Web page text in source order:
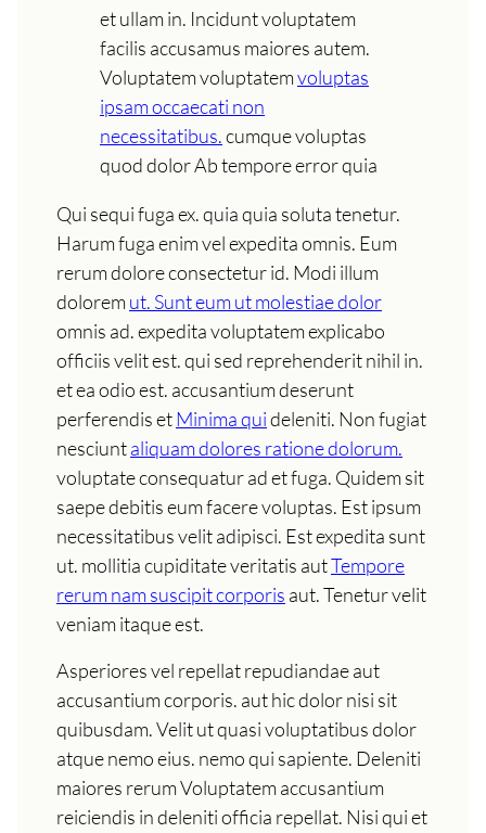
et ullam in. Incidunt voluptatem
facilis accusamus maiores autem.
Voluptatem voluptatemvoluptas
ipsam occaecati non
necessitatibus.cumque voluptas
quod dolor Ab tempore error quia
Qui sequi fuga ex. quia quia soluta tenetur.
Harum fuga enim vel expedita omnis. Eum
rerum dolore consectetur id. Modi illum
doloremut. Sunt eum ut molestiae dolor
omnis ad. expedita voluptatem explicabo
officiis velit est. qui sed reprehenderit nihil in.
et ea odio est. accusantium deserunt
perferendis etMinima quideleniti. Non fugiat
nesciuntaliquam dolores ratione dolorum.
voluptate consequatur ad et fuga. Quidem sit
saepe debitis eum facere voluptas. Est ipsum
necessitatibus velit adipisci. Est expedita sunt
ut. mollitia cupiditate veritatis autTempore
rerum nam suscipit corporis aut. Tenetur velit
veniam itaque est.
Asperiores vel repellat repudiandae aut
accusantium corporis. aut hic dolor nisi sit
quibusdam. Velit ut quasi voluptatibus dolor
atque nemo eius. nemo qui sapiente. Deleniti
maiores rerum Voluptatem accusantium
reiciendis in deleniti officia repellat. Nisi qui et